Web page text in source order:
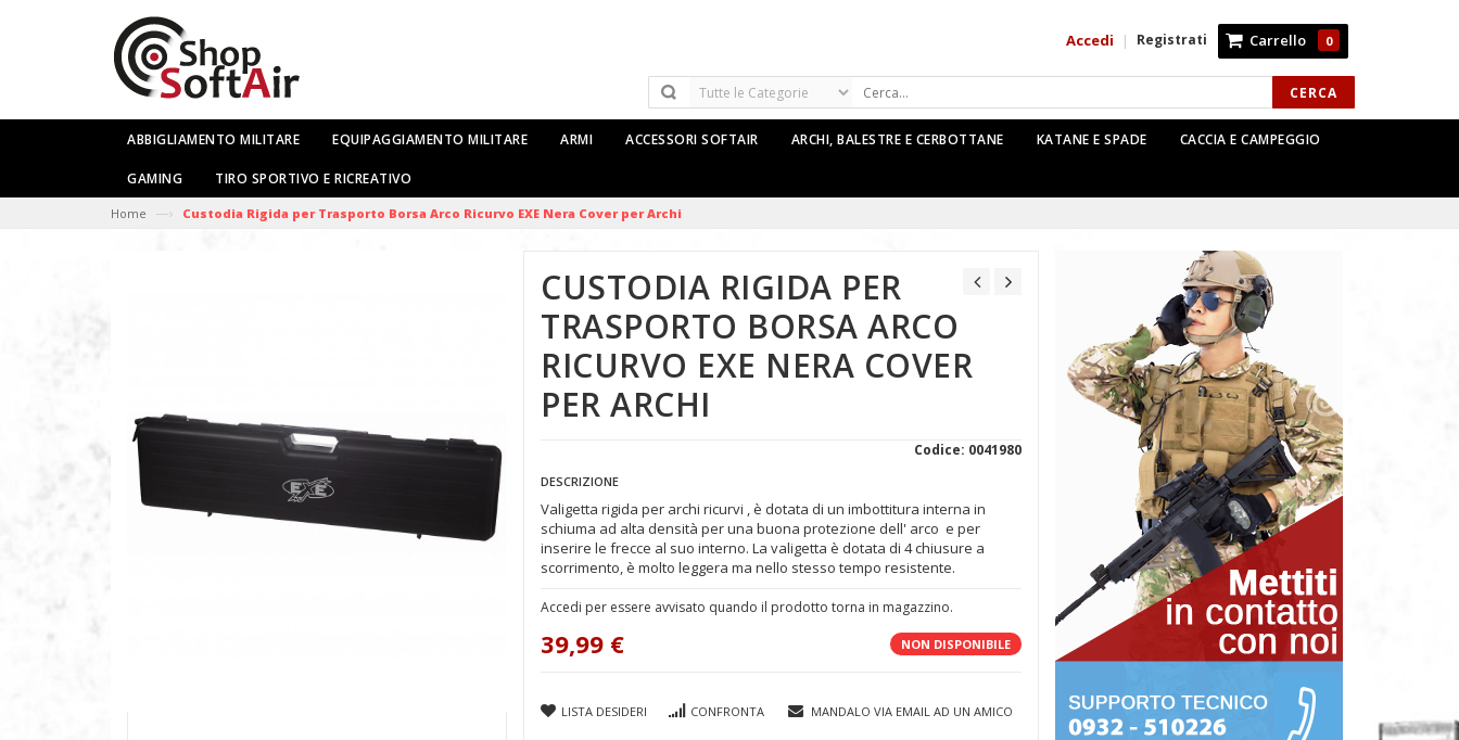
CERCA
Carrello 0
Registrati
|
Accedi
ABBIGLIAMENTO MILITARE EQUIPAGGIAMENTO MILITARE ARMI ACCESSORI SOFTAIR ARCHI, BALESTRE E CERBOTTANE KATANE E SPADE CACCIA E CAMPEGGIO
GAMING TIRO SPORTIVO E RICREATIVO
Home —› Custodia Rigida per Trasporto Borsa Arco Ricurvo EXE Nera Cover per Archi
CUSTODIA RIGIDA PER
TRASPORTO BORSA ARCO
RICURVO EXE NERA COVER
PER ARCHI
Codice: 0041980
DESCRIZIONE
Valigetta rigida per archi ricurvi , è dotata di un imbottitura interna in
schiuma ad alta densità per una buona protezione dell' arco e per
inserire le frecce al suo interno. La valigetta è dotata di 4 chiusure a
scorrimento, è molto leggera ma nello stesso tempo resistente.
Accedi per essere avvisato quando il prodotto torna in magazzino.
NON DISPONIBILE
39,99 €
LISTA DESIDERI CONFRONTA MANDALO VIA EMAIL AD UN AMICO